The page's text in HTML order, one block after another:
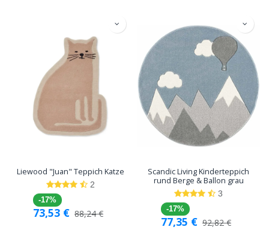
Liewood "Juan" Teppich Katze
2
-17%
73,53 € 88,24€
Scandic Living Kinderteppich
rund Berge & Ballon grau
3
-17%
77,35 € 92,82€